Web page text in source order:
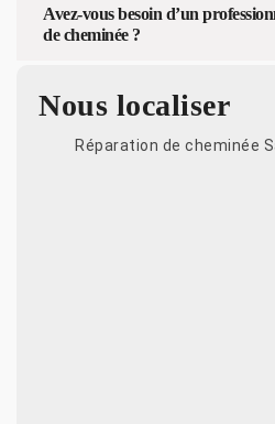
Avez-vous besoin d’un
de cheminée ?
Nous localiser
Réparation de cheminée